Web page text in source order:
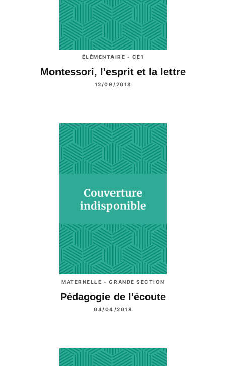
ÉLÉMENTAIRE - CE1
Montessori, l'esprit et la lettre
12/09/2018
MATERNELLE - GRANDE SECTION
Pédagogie de l'écoute
04/04/2018